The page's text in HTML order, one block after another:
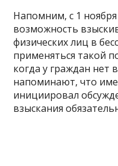
Напомним, с 1
возможность
физических лиц в
применяться такой
когда у граждан нет
напоминают, что
инициировал
взыскания